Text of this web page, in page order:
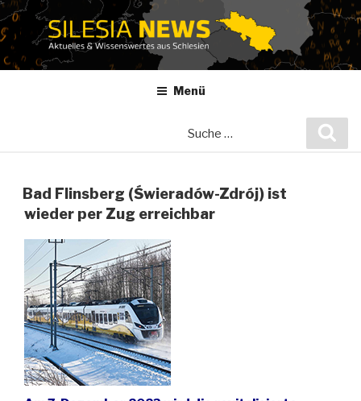
Zum
Inhalt
springen
Menü
Bad Flinsberg (Świeradów-Zdrój) ist
wieder per Zug erreichbar